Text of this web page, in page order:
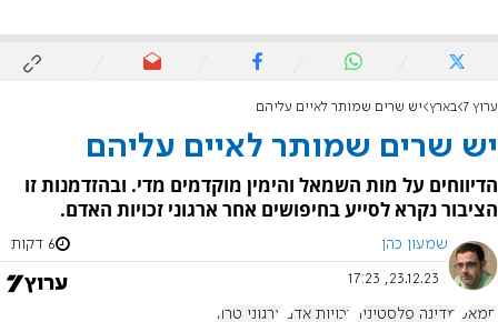
ערוץ 7 בארץ יש שרים שמותר לאיים עליהם
יש שרים שמותר לאיים עליהם
הדיווחים על מות השמאל והימין מוקדמים מדי. ובהזדמנות זו
הציבור נקרא לסייע בחיפושים אחר ארגוני זכויות האדם.
שמעון כהן 6 דקות
23.12.23, 17:23
חמאס מדינה פלסטינית זכויות אדם ארגוני טרור